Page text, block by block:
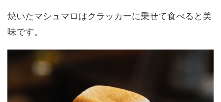
焼いたマシュマロはクラッカーに乗せて食べると美
味です。